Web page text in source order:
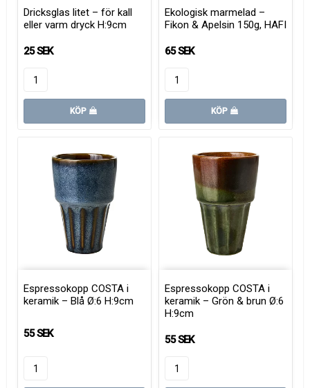
Dricksglas litet – för kall
eller varm dryck H:9cm
25 SEK
KÖP
Ekologisk marmelad –
Fikon & Apelsin 150g, HAFI
65 SEK
KÖP
Espressokopp COSTA i
keramik – Blå Ø:6 H:9cm
55 SEK
Espressokopp COSTA i
keramik – Grön & brun Ø:6
H:9cm
55 SEK